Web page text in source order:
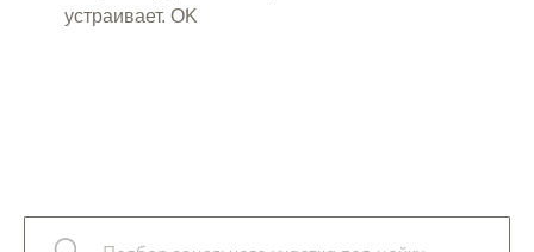
устраивает. OK